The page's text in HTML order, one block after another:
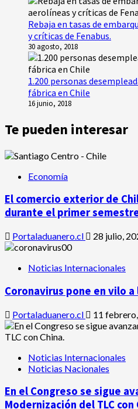
Rebaja en tasas de
y críticas de Fenabus.
30 agosto, 2018
1.200 personas
fábrica en Chile
16 junio, 2018
Te pueden interesar
Economía
El comercio exterior de
durante el primer
Portaladuanero.cl 28 julio,
Noticias Internacionales
Coronavirus pone en vilo a
Portaladuanero.cl 11
Noticias Internacionales
Noticias Nacionales
En el Congreso se sigue
Modernización del TLC con